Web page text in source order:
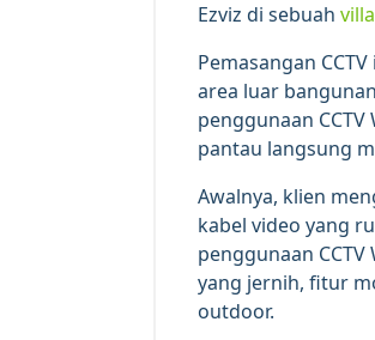
Ezviz di sebuah
Pemasangan
area luar
penggunaan
pantau langsung
Awalnya, klien
kabel video yang
penggunaan
yang jernih, fitur
outdoor.